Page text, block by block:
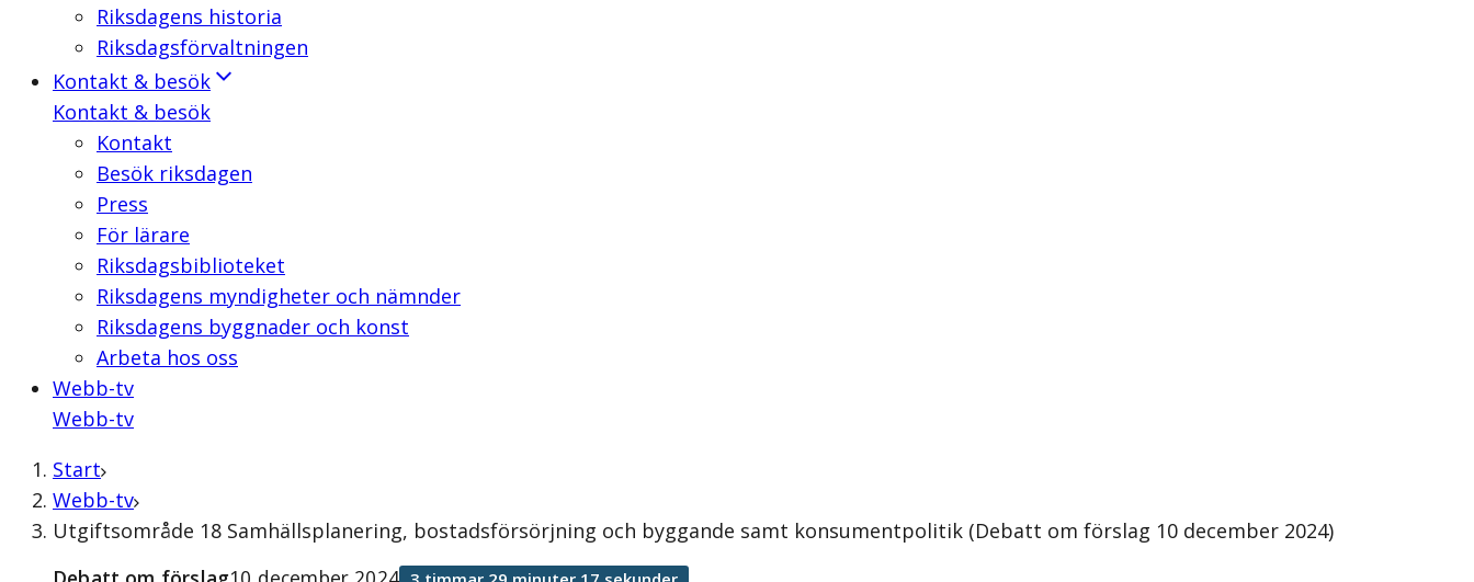
Riksdagens historia
Riksdagsförvaltningen
Kontakt & besök
Kontakt & besök
Kontakt
Besök riksdagen
Press
För lärare
Riksdagsbiblioteket
Riksdagens myndigheter och nämnder
Riksdagens byggnader och konst
Arbeta hos oss
Webb-tv
Webb-tv
Start
Webb-tv
Utgiftsområde 18 Samhällsplanering, bostadsförsörjning och byggande samt konsumentpolitik (Debatt om förslag 10 december 2024)